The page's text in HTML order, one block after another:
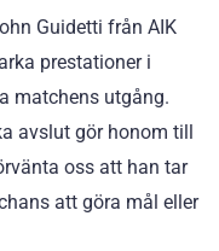
Guidetti från AIK
prestationer i
matchens utgång.
avslut gör honom till
oss att han tar
att göra mål eller